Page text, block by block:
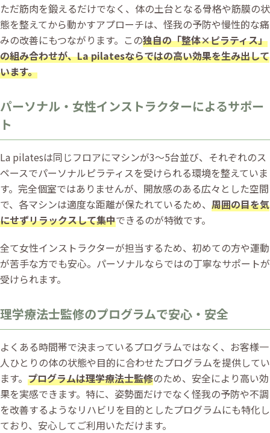
ただ筋肉を鍛えるだけでなく、体の土台となる骨格や筋膜の状
態を整えてから動かすアプローチは、怪我の予防や慢性的な痛
みの改善にもつながります。この独自の「整体×ピラティス」
の組み合わせが、La pilatesならではの高い効果を生み出して
います。
パーソナル・女性インストラクターによるサポー
ト
La pilatesは同じフロアにマシンが3〜5台並び、それぞれのス
ペースでパーソナルピラティスを受けられる環境を整えていま
す。完全個室ではありませんが、開放感のある広々とした空間
で、各マシンは適度な距離が保たれているため、 周囲の目を気
にせずリラックスして集中できるのが特徴です。
全て女性インストラクターが担当するため、初めての方や運動
が苦手な方でも安心。パーソナルならではの丁寧なサポートが
受けられます。
理学療法士監修のプログラムで安心・安全
よくある時間帯で決まっているプログラムではなく、お客様一
人ひとりの体の状態や目的に合わせたプログラムを提供してい
ます。 プログラムは理学療法士監修のため、安全により高い効
果を実感できます。特に、姿勢面だけでなく怪我の予防や不調
を改善するようなリハビリを目的としたプログラムにも特化し
ており、安心してご利用いただけます。